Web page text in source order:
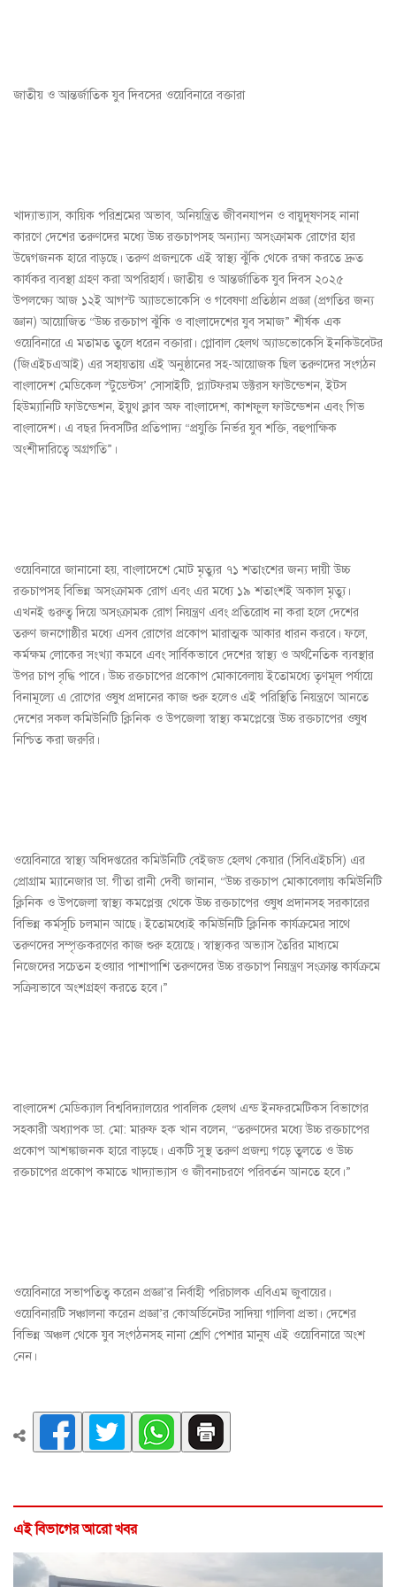
জাতীয় ও আন্তর্জাতিক যুব দিবসের ওয়েবিনারে বক্তারা
খাদ্যাভ্যাস, কায়িক পরিশ্রমের অভাব, অনিয়ন্ত্রিত জীবনযাপন ও বায়ুদূষণসহ নানা
কারণে দেশের তরুণদের মধ্যে উচ্চ রক্তচাপসহ অন্যান্য অসংক্রামক রোগের হার
উদ্বেগজনক হারে বাড়ছে। তরুণ প্রজন্মকে এই স্বাস্থ্য ঝুঁকি থেকে রক্ষা করতে দ্রুত
কার্যকর ব্যবস্থা গ্রহণ করা অপরিহার্য। জাতীয় ও আন্তর্জাতিক যুব দিবস ২০২৫
উপলক্ষ্যে আজ ১২ই আগস্ট অ্যাডভোকেসি ও গবেষণা প্রতিষ্ঠান প্রজ্ঞা (প্রগতির জন্য
জ্ঞান) আয়োজিত “উচ্চ রক্তচাপ ঝুঁকি ও বাংলাদেশের যুব সমাজ” শীর্ষক এক
ওয়েবিনারে এ মতামত তুলে ধরেন বক্তারা। গ্লোবাল হেলথ অ্যাডভোকেসি ইনকিউবেটর
(জিএইচএআই) এর সহায়তায় এই অনুষ্ঠানের সহ-আয়োজক ছিল তরুণদের সংগঠন
বাংলাদেশ মেডিকেল স্টুডেন্টস’ সোসাইটি, প্ল্যাটফরম ডক্টরস ফাউন্ডেশন, ইটস
হিউম্যানিটি ফাউন্ডেশন, ইয়ুথ ক্লাব অফ বাংলাদেশ, কাশফুল ফাউন্ডেশন এবং গিভ
বাংলাদেশ। এ বছর দিবসটির প্রতিপাদ্য “প্রযুক্তি নির্ভর যুব শক্তি, বহুপাক্ষিক
অংশীদারিত্বে অগ্রগতি”।
ওয়েবিনারে জানানো হয়, বাংলাদেশে মোট মৃত্যুর ৭১ শতাংশের জন্য দায়ী উচ্চ
রক্তচাপসহ বিভিন্ন অসংক্রামক রোগ এবং এর মধ্যে ১৯ শতাংশই অকাল মৃত্যু।
এখনই গুরুত্ব দিয়ে অসংক্রামক রোগ নিয়ন্ত্রণ এবং প্রতিরোধ না করা হলে দেশের
তরুণ জনগোষ্ঠীর মধ্যে এসব রোগের প্রকোপ মারাত্মক আকার ধারন করবে। ফলে,
কর্মক্ষম লোকের সংখ্যা কমবে এবং সার্বিকভাবে দেশের স্বাস্থ্য ও অর্থনৈতিক ব্যবস্থার
উপর চাপ বৃদ্ধি পাবে। উচ্চ রক্তচাপের প্রকোপ মোকাবেলায় ইতোমধ্যে তৃণমূল পর্যায়ে
বিনামূল্যে এ রোগের ওষুধ প্রদানের কাজ শুরু হলেও এই পরিস্থিতি নিয়ন্ত্রণে আনতে
দেশের সকল কমিউনিটি ক্লিনিক ও উপজেলা স্বাস্থ্য কমপ্লেক্সে উচ্চ রক্তচাপের ওষুধ
নিশ্চিত করা জরুরি।
ওয়েবিনারে স্বাস্থ্য অধিদপ্তরের কমিউনিটি বেইজড হেলথ কেয়ার (সিবিএইচসি) এর
প্রোগ্রাম ম্যানেজার ডা. গীতা রানী দেবী জানান, “উচ্চ রক্তচাপ মোকাবেলায় কমিউনিটি
ক্লিনিক ও উপজেলা স্বাস্থ্য কমপ্লেক্স থেকে উচ্চ রক্তচাপের ওষুধ প্রদানসহ সরকারের
বিভিন্ন কর্মসূচি চলমান আছে। ইতোমধ্যেই কমিউনিটি ক্লিনিক কার্যক্রমের সাথে
তরুণদের সম্পৃক্তকরণের কাজ শুরু হয়েছে। স্বাস্থ্যকর অভ্যাস তৈরির মাধ্যমে
নিজেদের সচেতন হওয়ার পাশাপাশি তরুণদের উচ্চ রক্তচাপ নিয়ন্ত্রণ সংক্রান্ত কার্যক্রমে
সক্রিয়ভাবে অংশগ্রহণ করতে হবে।”
বাংলাদেশ মেডিক্যাল বিশ্ববিদ্যালয়ের পাবলিক হেলথ এন্ড ইনফরমেটিকস বিভাগের
সহকারী অধ্যাপক ডা. মো: মারুফ হক খান বলেন, “তরুণদের মধ্যে উচ্চ রক্তচাপের
প্রকোপ আশঙ্কাজনক হারে বাড়ছে। একটি সুস্থ তরুণ প্রজন্ম গড়ে তুলতে ও উচ্চ
রক্তচাপের প্রকোপ কমাতে খাদ্যাভ্যাস ও জীবনাচরণে পরিবর্তন আনতে হবে।”
ওয়েবিনারে সভাপতিত্ব করেন প্রজ্ঞা’র নির্বাহী পরিচালক এবিএম জুবায়ের।
ওয়েবিনারটি সঞ্চালনা করেন প্রজ্ঞা’র কোঅর্ডিনেটর সাদিয়া গালিবা প্রভা। দেশের
বিভিন্ন অঞ্চল থেকে যুব সংগঠনসহ নানা শ্রেণি পেশার মানুষ এই ওয়েবিনারে অংশ
নেন।
এই বিভাগের আরো খবর